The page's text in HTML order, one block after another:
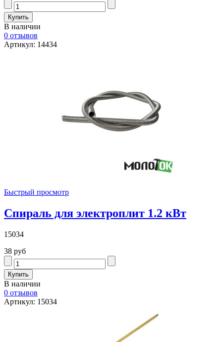
В наличии
0 отзывов
Артикул: 14434
Быстрый просмотр
Спираль для электроплит 1.2 кВт
15034
38 руб
В наличии
0 отзывов
Артикул: 15034